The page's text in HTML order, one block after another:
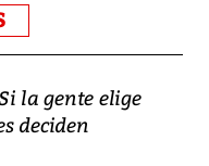
la gente elige
deciden